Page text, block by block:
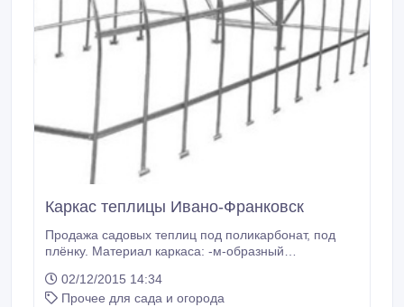
Каркас теплицы Ивано-Франковск
Продажа садовых теплиц под поликарбонат, под
плёнку. Материал каркаса: -м-образный
профильная труба, покрытая цинком(20*20*2 мм);
-алюминиевая профильная труба(20*20(30)*2 мм).
02/12/2015 14:34
Прочее для сада и огорода